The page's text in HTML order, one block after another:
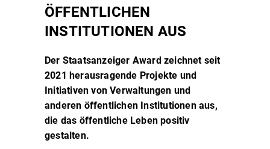
ÖFFENTLICHEN
INSTITUTIONEN AUS
Der Staatsanzeiger Award zeichnet seit
2021 herausragende Projekte und
Initiativen von Verwaltungen und
anderen öffentlichen Institutionen aus,
die das öffentliche Leben positiv
gestalten.